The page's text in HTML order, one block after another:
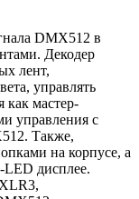
DMX512 в
Декодер
лент,
управлять
как мастер-
управления с
Также,
на корпусе, а
LED дисплее.